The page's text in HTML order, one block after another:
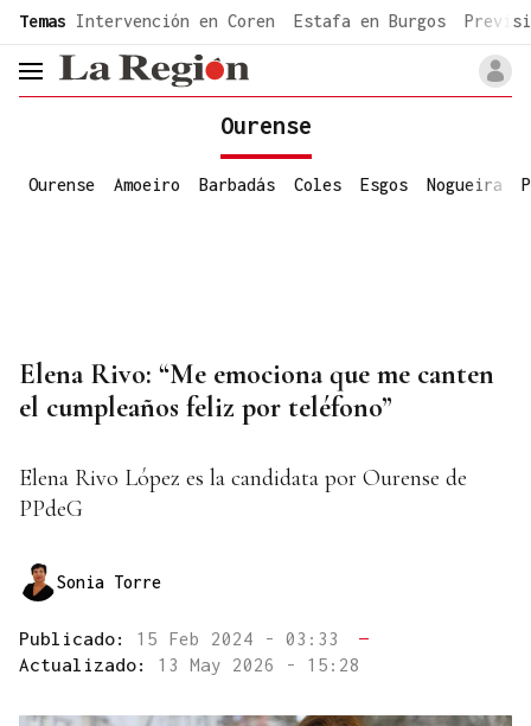
common.go-to-content
Temas Intervención en Coren Estafa en Burgos
header.menu.open
Ourense
Ourense Amoeiro Barbadás Coles Esgos Nogueira
Elena Rivo: “Me emociona que me canten
el cumpleaños feliz por teléfono”
Elena Rivo López es la candidata por Ourense de
PPdeG
Sonia Torre
Publicado: 15 Feb 2024 - 03:33
—
Actualizado: 13 May 2026 - 15:28